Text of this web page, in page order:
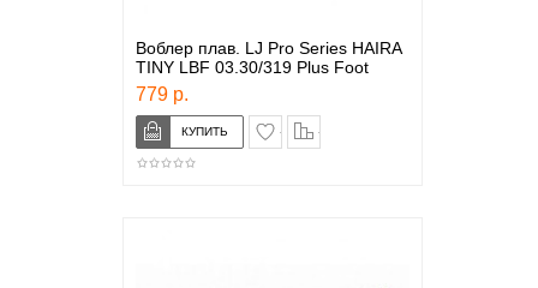
Воблер плав. LJ Pro Series HAIRA
TINY LBF 03.30/319 Plus Foot
779 р.
в закладки